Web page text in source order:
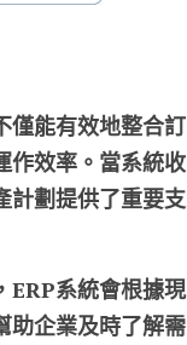
僅能有效地整合訂
作效率。當系統收
計劃提供了重要支
ERP系統會根據現
助企業及時了解需